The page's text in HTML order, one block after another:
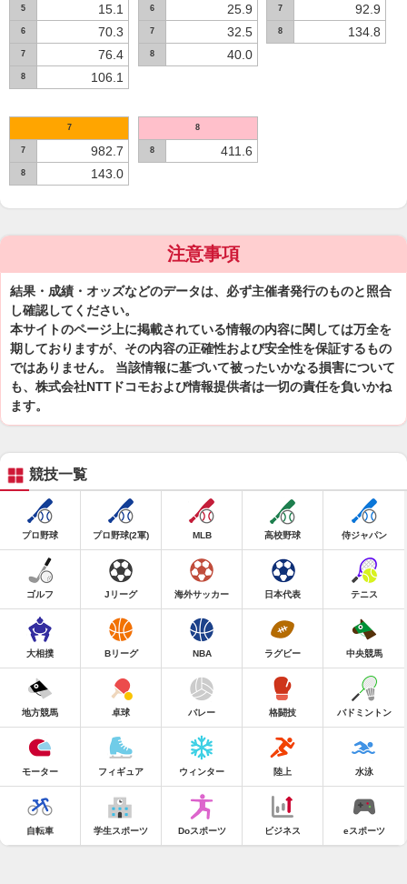
5 15.1
6 70.3
7 76.4
8 106.1
6 25.9
7 32.5
8 40.0
7 92.9
8 134.8
7
7 982.7
8 143.0
8
8 411.6
注意事項
結果・成績・オッズなどのデータは、必ず主催者発行のものと照合
し確認してください。
本サイトのページ上に掲載されている情報の内容に関しては万全を
期しておりますが、その内容の正確性および安全性を保証するもの
ではありません。 当該情報に基づいて被ったいかなる損害について
も、株式会社NTTドコモおよび情報提供者は一切の責任を負いかね
ます。
競技一覧
プロ野球 プロ野球(2軍) MLB 高校野球 侍ジャパン
ゴルフ Jリーグ 海外サッカー 日本代表 テニス
大相撲 Bリーグ NBA ラグビー 中央競馬
地方競馬 卓球 バレー 格闘技 バドミントン
モーター フィギュア ウィンター 陸上 水泳
自転車 学生スポーツ Doスポーツ ビジネス eスポーツ